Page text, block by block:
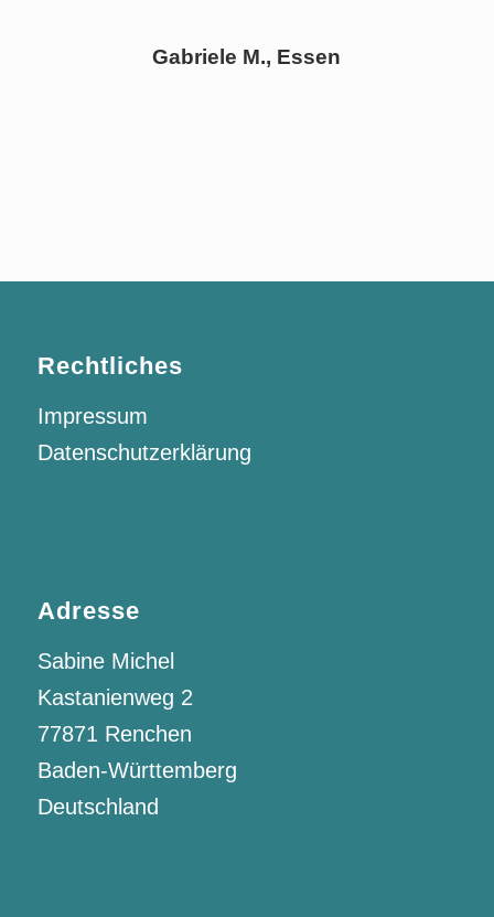
Gabriele M., Essen
Rechtliches
Impressum
Datenschutzerklärung
Adresse
Sabine Michel
Kastanienweg 2
77871 Renchen
Baden-Württemberg
Deutschland